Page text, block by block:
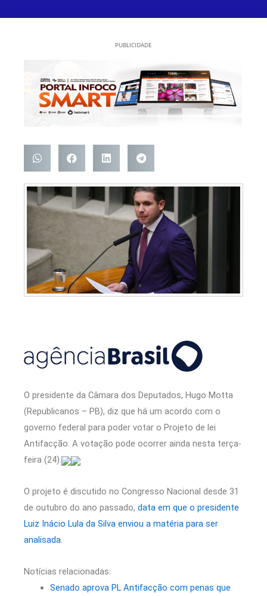
PUBLICIDADE
O presidente da Câmara dos Deputados, Hugo Motta
(Republicanos – PB), diz que há um acordo com o
governo federal para poder votar o Projeto de lei
Antifacção. A votação pode ocorrer ainda nesta terça-
feira (24).
O projeto é discutido no Congresso Nacional desde 31
de outubro do ano passado, data em que o presidente
Luiz Inácio Lula da Silva enviou a matéria para ser
analisada.
Notícias relacionadas:
Senado aprova PL Antifacção com penas que